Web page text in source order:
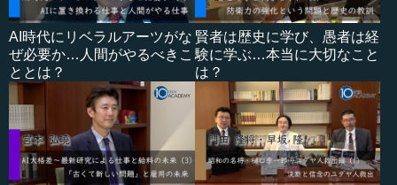
AI時代にリベラルアーツがな
ぜ必要か…人間がやるべきこ
ととは？
賢者は歴史に学び、愚者は経
験に学ぶ…本当に大切なこと
は？